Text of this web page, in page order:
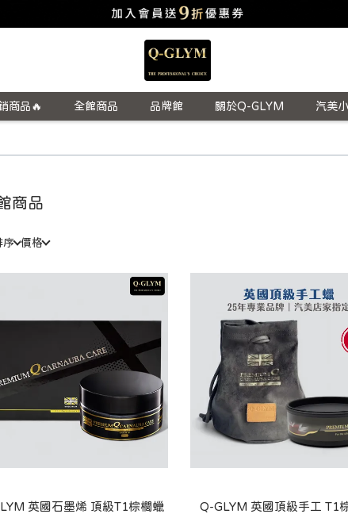
商品🔥 全館商品 品牌館 關於Q-GLYM 汽美
商品
序 價格
英國石墨烯 頂級T1棕櫚蠟
Q-GLYM 英國頂級手工 T1